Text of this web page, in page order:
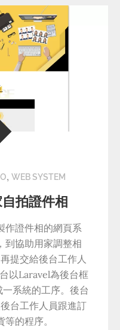
, WEB SYSTEM
拍證件相
作證件相的網頁系
到協助用家調整相
提交給後台工作人
以Laravel為後台框
系統的工序。後台
台工作人員跟進訂
的程序。